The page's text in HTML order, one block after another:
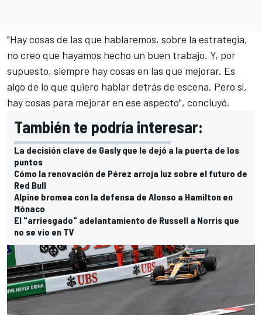
"Hay cosas de las que hablaremos, sobre la estrategia,
no creo que hayamos hecho un buen trabajo. Y, por
supuesto, siempre hay cosas en las que mejorar. Es
algo de lo que quiero hablar detrás de escena. Pero sí,
hay cosas para mejorar en ese aspecto", concluyó.
También te podría interesar:
La decisión clave de Gasly que le dejó a la puerta de los
puntos
Cómo la renovación de Pérez arroja luz sobre el futuro de
Red Bull
Alpine bromea con la defensa de Alonso a Hamilton en
Mónaco
El "arriesgado" adelantamiento de Russell a Norris que
no se vio en TV